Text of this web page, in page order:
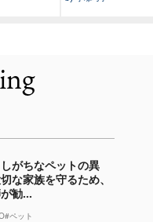
がちなペットの異
な家族を守るため、
勧...
#ペット